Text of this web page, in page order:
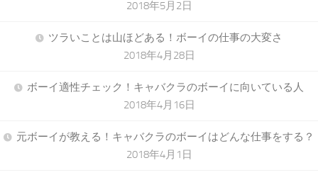
2018年5月2日
ツラいことは山ほどある！ボーイの仕事の大変さ
2018年4月28日
ボーイ適性チェック！キャバクラのボーイに向いている人
2018年4月16日
元ボーイが教える！キャバクラのボーイはどんな仕事をする？
2018年4月1日